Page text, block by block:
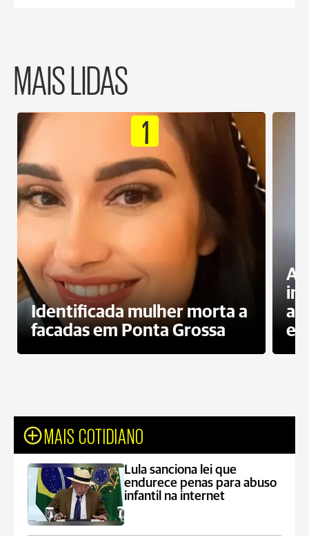
MAIS LIDAS
1
Identificada mulher morta a
facadas em Ponta Grossa
MAIS COTIDIANO
Lula sanciona lei que
endurece penas para abuso
infantil na internet